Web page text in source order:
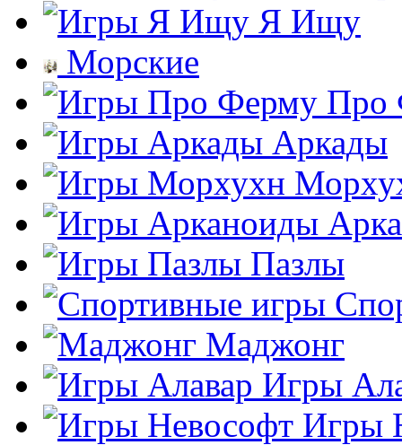
Я Ищу
Морские
Про
Аркады
Пазлы
Маджонг
Игры
Игры